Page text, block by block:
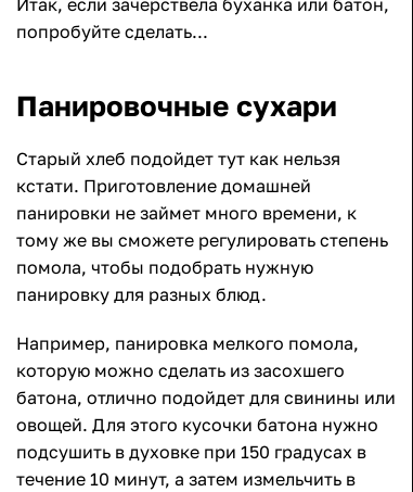
Итак, если зачерствела буханка или батон,
попробуйте сделать...
Панировочные сухари
Старый хлеб подойдет тут как нельзя
кстати. Приготовление домашней
панировки не займет много времени, к
тому же вы сможете регулировать степень
помола, чтобы подобрать нужную
панировку для разных блюд.
Например, панировка мелкого помола,
которую можно сделать из засохшего
батона, отлично подойдет для свинины или
овощей. Для этого кусочки батона нужно
подсушить в духовке при 150 градусах в
течение 10 минут, а затем измельчить в